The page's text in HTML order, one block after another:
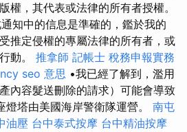
權，其代表或法律的所有者授權。
通知中的信息是準確的，鑑於我的
推定侵權的專屬法律的所有者，或
動。 推拿師 記帳士 稅務申報實務
seo 意思 •我已經了解到，濫用
內容髮送刪除的請求）可能會導致
燈塔由美國海岸警衛隊運營。 南屯
油壓 台中泰式按摩 台中精油按摩